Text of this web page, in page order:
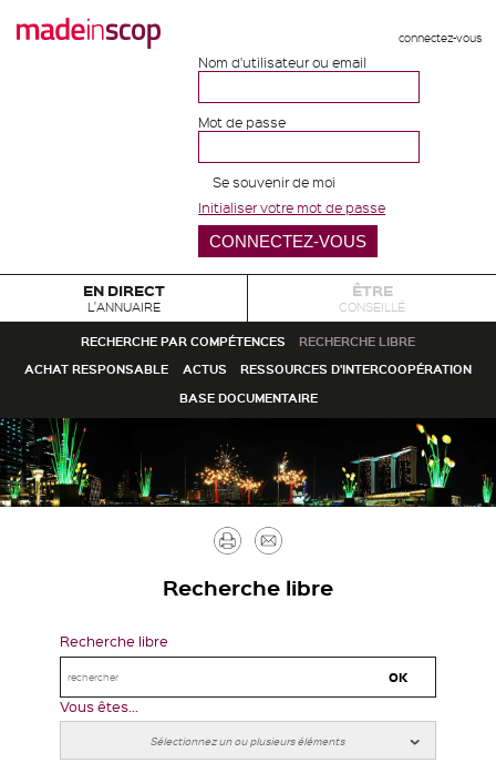
connectez-vous
Nom d'utilisateur ou email
Mot de passe
Se souvenir de moi
Initialiser votre mot de passe
EN DIRECT
L'ANNUAIRE
ÊTRE
CONSEILLÉ
RECHERCHE PAR COMPÉTENCES
RECHERCHE LIBRE
ACHAT RESPONSABLE
ACTUS
RESSOURCES D'INTERCOOPÉRATION
BASE DOCUMENTAIRE
Imprimer
Recherche libre
Recherche libre
Vous êtes...